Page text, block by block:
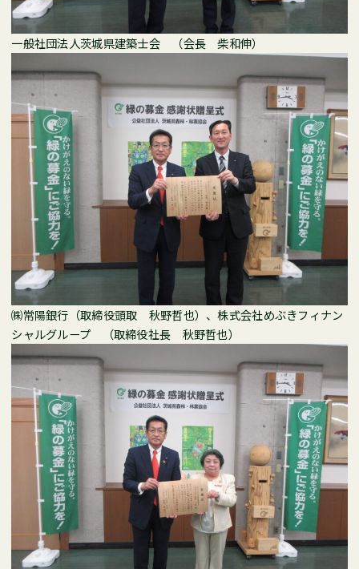
一般社団法人茨城県建築士会 （会長 柴和伸）
㈱常陽銀行（取締役頭取 秋野哲也）、株式会社めぶきフィナン
シャルグループ （取締役社長 秋野哲也）